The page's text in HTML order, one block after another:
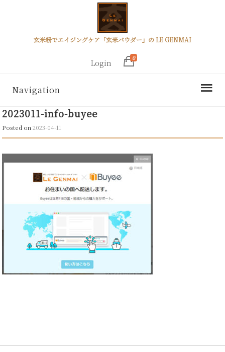
玄米粉でエイジングケア「玄米パウダー」の LE GENMAI
Login
0
Navigation
2023011-info-buyee
Posted on2023-04-11